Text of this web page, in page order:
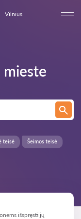
Vilnius
Šeimos teisė
teisė
išspręsti jų